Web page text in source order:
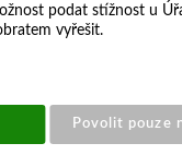
podat stížnost u
vyřešit.
Povolit pouze